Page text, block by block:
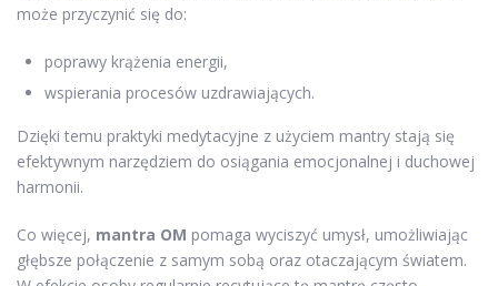
może przyczynić się do:
poprawy krążenia energii,
wspierania procesów uzdrawiających.
Dzięki temu praktyki medytacyjne z użyciem mantry stają się
efektywnym narzędziem do osiągania emocjonalnej i duchowej
harmonii.
Co więcej, mantra OM pomaga wyciszyć umysł, umożliwiając
głębsze połączenie z samym sobą oraz otaczającym światem.